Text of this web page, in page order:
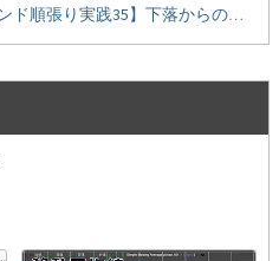
勝てるBO攻略【トレンド順張り実践35】下落からの反発を見極める